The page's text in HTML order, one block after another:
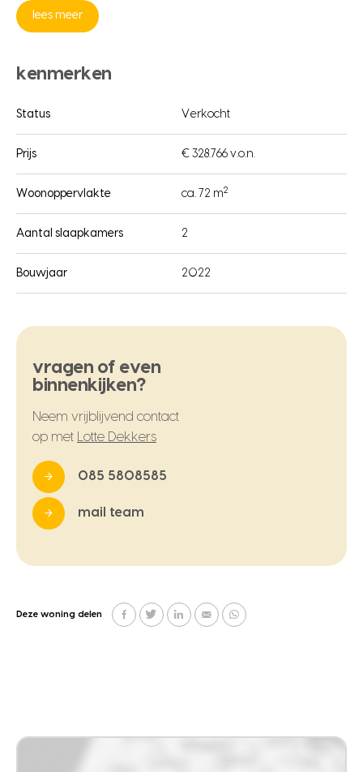
lees meer
kenmerken
Status Verkocht
Prijs € 328.766 v.o.n.
Woonoppervlakte ca. 72 m2
Aantal slaapkamers 2
Bouwjaar 2022
vragen of even
binnenkijken?
Neem vrijblijvend contact
op met
Lotte Dekkers
085 5808585
mail team
Deze woning delen